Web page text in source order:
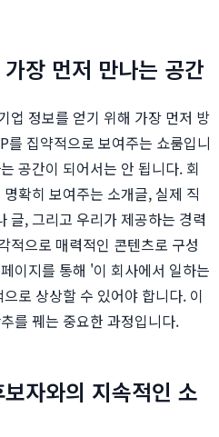
장 먼저 만나는 공간
업 정보를 얻기 위해 가장 먼저 방
를 집약적으로 보여주는 쇼룸입니
공간이 되어서는 안 됩니다. 회
확히 보여주는 소개글, 실제 직
글, 그리고 우리가 제공하는 경력
적으로 매력적인 콘텐츠로 구성
이지를 통해 '이 회사에서 일하는
로 상상할 수 있어야 합니다. 이
를 꿰는 중요한 과정입니다.
자와의 지속적인 소